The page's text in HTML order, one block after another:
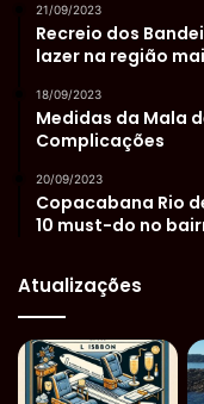
21/09/2023
Recreio dos
lazer na região
18/09/2023
Medidas da Mala
Complicações
20/09/2023
Copacabana Rio
10 must-do no
Atualizações